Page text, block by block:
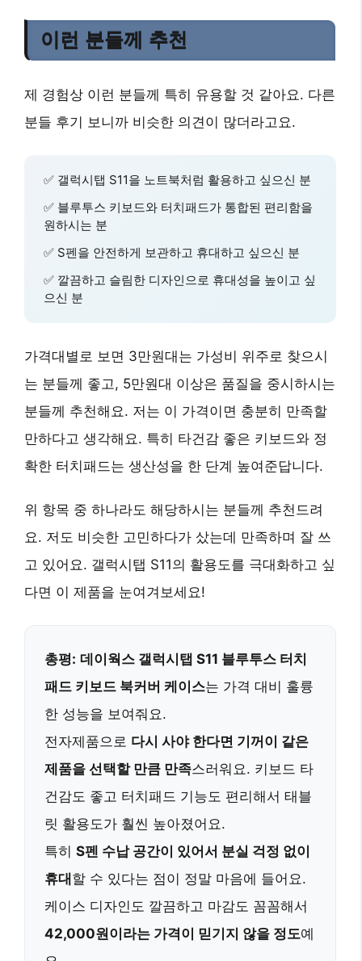
이런 분들께 추천
제 경험상 이런 분들께 특히 유용할 것 같아요. 다른
분들 후기 보니까 비슷한 의견이 많더라고요.
✅ 갤럭시탭 S11을 노트북처럼 활용하고 싶으신 분
✅ 블루투스 키보드와 터치패드가 통합된 편리함을
원하시는 분
✅ S펜을 안전하게 보관하고 휴대하고 싶으신 분
✅ 깔끔하고 슬림한 디자인으로 휴대성을 높이고 싶
으신 분
가격대별로 보면 3만원대는 가성비 위주로 찾으시
는 분들께 좋고, 5만원대 이상은 품질을 중시하시는
분들께 추천해요. 저는 이 가격이면 충분히 만족할
만하다고 생각해요. 특히 타건감 좋은 키보드와 정
확한 터치패드는 생산성을 한 단계 높여준답니다.
위 항목 중 하나라도 해당하시는 분들께 추천드려
요. 저도 비슷한 고민하다가 샀는데 만족하며 잘 쓰
고 있어요. 갤럭시탭 S11의 활용도를 극대화하고 싶
다면 이 제품을 눈여겨보세요!
총평: 데이웍스 갤럭시탭 S11 블루투스 터치
패드 키보드 북커버 케이스는 가격 대비 훌륭
한 성능을 보여줘요.
전자제품으로 다시 사야 한다면 기꺼이 같은
제품을 선택할 만큼 만족스러워요. 키보드 타
건감도 좋고 터치패드 기능도 편리해서 태블
릿 활용도가 훨씬 높아졌어요.
특히 S펜 수납 공간이 있어서 분실 걱정 없이
휴대 할 수 있다는 점이 정말 마음에 들어요.
케이스 디자인도 깔끔하고 마감도 꼼꼼해서
42,000원이라는 가격이 믿기지 않을 정도예